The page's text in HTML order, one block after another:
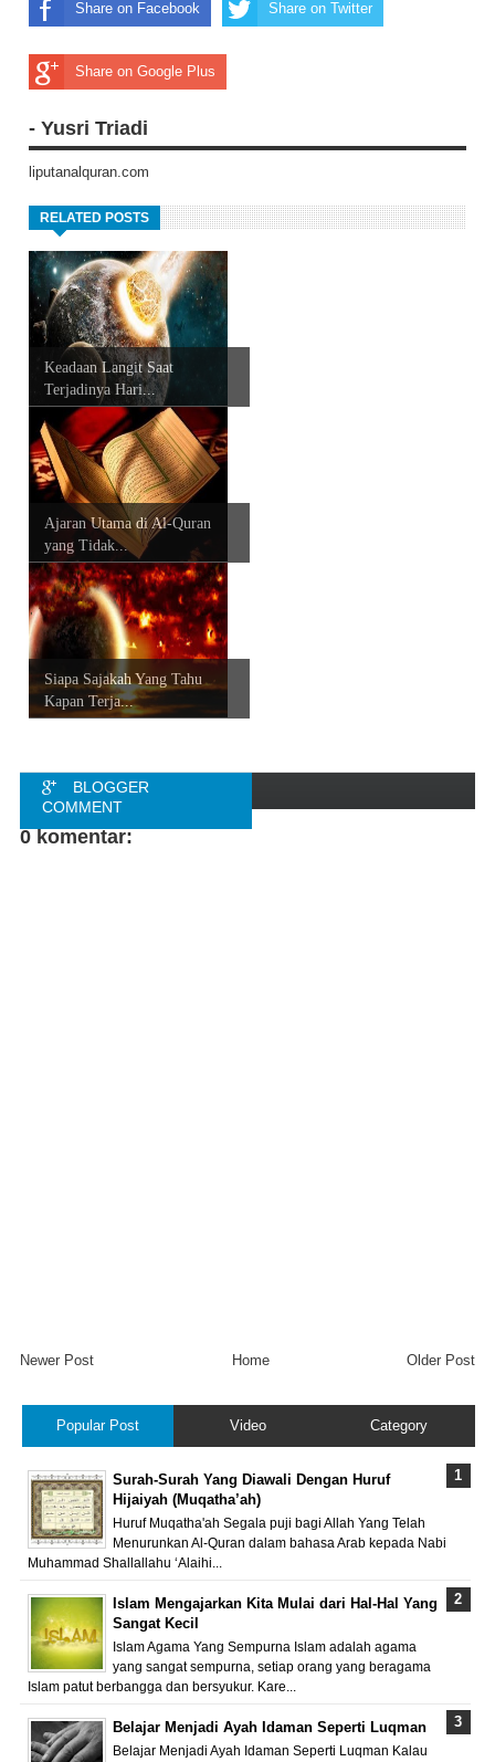
Share on Facebook Share on Twitter
Share on Google Plus
- Yusri Triadi
liputanalquran.com
RELATED POSTS
Keadaan Langit Saat
Terjadinya Hari...
Ajaran Utama di Al-Quran
yang Tidak...
Siapa Sajakah Yang Tahu
Kapan Terja...
BLOGGER
COMMENT
0 komentar:
Newer Post Older Post
Home
Popular Post Video Category
Surah-Surah Yang Diawali Dengan Huruf
Hijaiyah (Muqatha’ah)
Huruf Muqatha'ah Segala puji bagi Allah Yang Telah
Menurunkan Al-Quran dalam bahasa Arab kepada Nabi
Muhammad Shallallahu ‘Alaihi...
Islam Mengajarkan Kita Mulai dari Hal-Hal Yang
Sangat Kecil
Islam Agama Yang Sempurna Islam adalah agama
yang sangat sempurna, setiap orang yang beragama
Islam patut berbangga dan bersyukur. Kare...
Belajar Menjadi Ayah Idaman Seperti Luqman
Belajar Menjadi Ayah Idaman Seperti Luqman Kalau